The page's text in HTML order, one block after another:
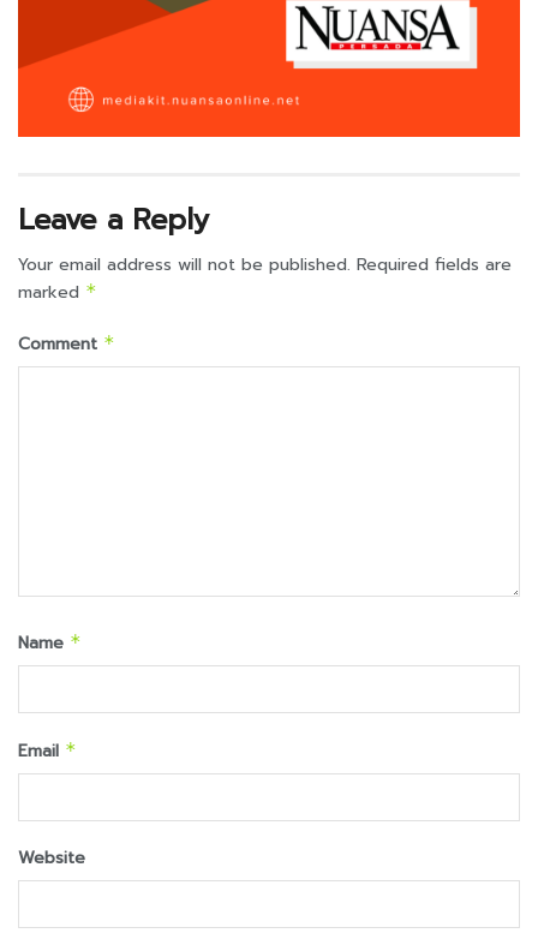
Leave a Reply
Your email address will not be published. Required fields are
marked *
Comment *
Name *
Email *
Website